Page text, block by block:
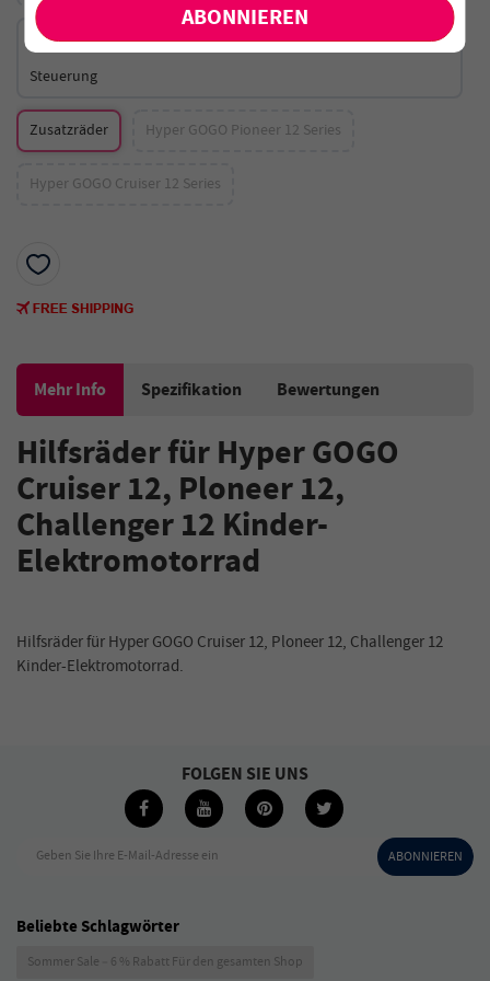
Challenger 12 Plus ∣Grün ∣ Aufgerüstete Version ∣ Mit App-
Steuerung
Zusatzräder Hyper GOGO Pioneer 12 Series
Hyper GOGO Cruiser 12 Series
Mehr Info Spezifikation Bewertungen
Hilfsräder für Hyper GOGO
Cruiser 12, Ploneer 12,
Challenger 12 Kinder-
Elektromotorrad
Hilfsräder für Hyper GOGO Cruiser 12, Ploneer 12, Challenger 12
Kinder-Elektromotorrad.
Geben Sie Ihre E-Mail-Adresse ein ABONNIEREN
FOLGEN SIE UNS
Beliebte Schlagwörter
Sommer Sale – 6 % Rabatt Für den gesamten Shop